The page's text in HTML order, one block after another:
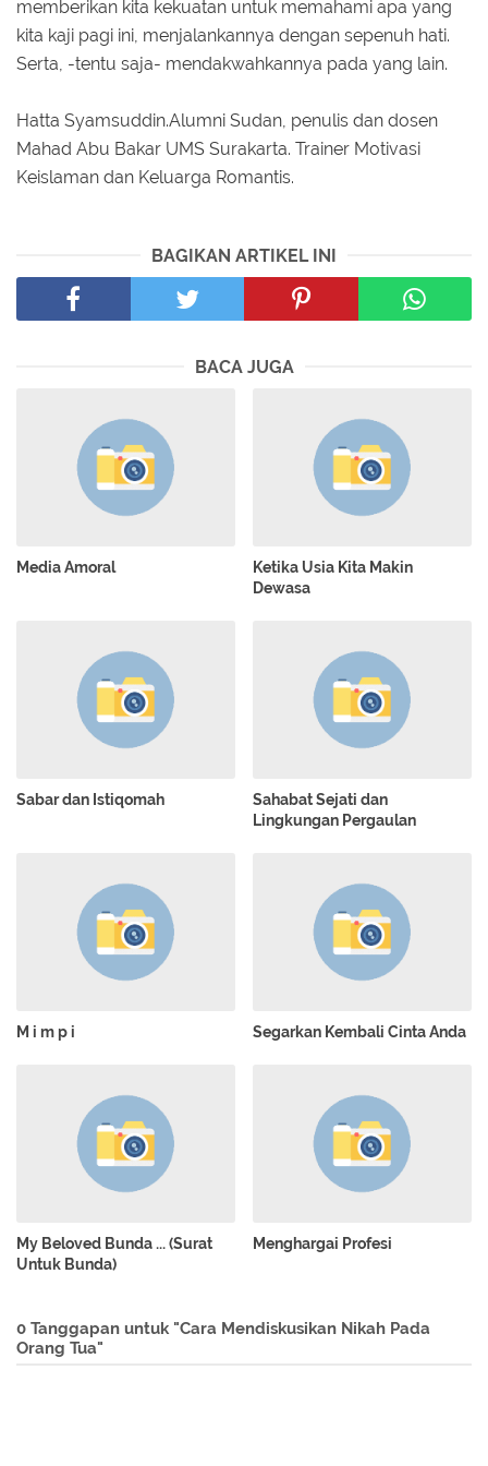
memberikan kita kekuatan untuk memahami apa yang
kita kaji pagi ini, menjalankannya dengan sepenuh hati.
Serta, -tentu saja- mendakwahkannya pada yang lain.
Hatta Syamsuddin.Alumni Sudan, penulis dan dosen
Mahad Abu Bakar UMS Surakarta. Trainer Motivasi
Keislaman dan Keluarga Romantis.
BAGIKAN ARTIKEL INI
BACA JUGA
Media Amoral
Ketika Usia Kita Makin
Dewasa
Sabar dan Istiqomah
Sahabat Sejati dan
Lingkungan Pergaulan
M i m p i Segarkan Kembali Cinta Anda
My Beloved Bunda ... (Surat
Untuk Bunda)
Menghargai Profesi
0 Tanggapan untuk "Cara Mendiskusikan Nikah Pada
Orang Tua"